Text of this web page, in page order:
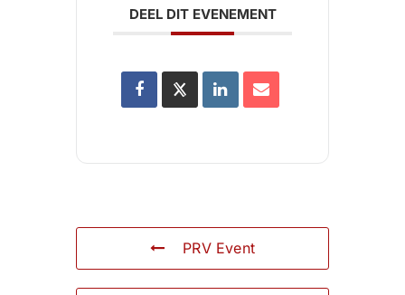
DEEL DIT EVENEMENT
PRV Event